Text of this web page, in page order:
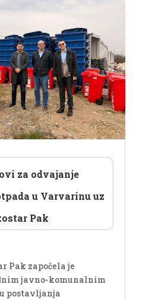
za odvajanje
u Varvarinu uz
Pak
Pak započela je
javno-komunalnim
postavljanja